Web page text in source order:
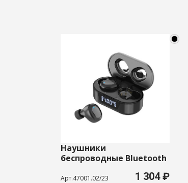
Наушники
беспроводные Bluetooth
Арт.47001.02/23 1 304 ₽